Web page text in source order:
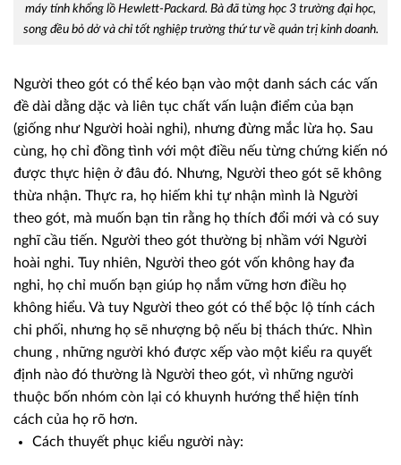
máy tính khổng lồ Hewlett-Packard. Bà đã từng học 3 trường đại học,
song đều bỏ dở và chỉ tốt nghiệp trường thứ tư về quản trị kinh doanh.
Người theo gót có thể kéo bạn vào một danh sách các vấn
đề dài dằng dặc và liên tục chất vấn luận điểm của bạn
(giống như Người hoài nghi), nhưng đừng mắc lừa họ. Sau
cùng, họ chỉ đồng tình với một điều nếu từng chứng kiến nó
được thực hiện ở đâu đó. Nhưng, Người theo gót sẽ không
thừa nhận. Thực ra, họ hiếm khi tự nhận mình là Người
theo gót, mà muốn bạn tin rằng họ thích đổi mới và có suy
nghĩ cầu tiến. Người theo gót thường bị nhầm với Người
hoài nghi. Tuy nhiên, Người theo gót vốn không hay đa
nghi, họ chỉ muốn bạn giúp họ nắm vững hơn điều họ
không hiểu. Và tuy Người theo gót có thể bộc lộ tính cách
chi phối, nhưng họ sẽ nhượng bộ nếu bị thách thức. Nhìn
chung , những người khó được xếp vào một kiểu ra quyết
định nào đó thường là Người theo gót, vì những người
thuộc bốn nhóm còn lại có khuynh hướng thể hiện tính
cách của họ rõ hơn.
Cách thuyết phục kiểu người này: